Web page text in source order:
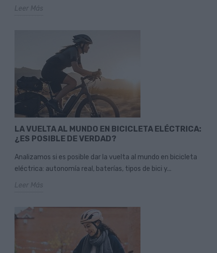
Leer Más
LA VUELTA AL MUNDO EN BICICLETA ELÉCTRICA:
¿ES POSIBLE DE VERDAD?
Analizamos si es posible dar la vuelta al mundo en bicicleta
eléctrica: autonomía real, baterías, tipos de bici y...
Leer Más